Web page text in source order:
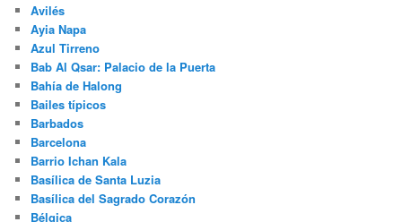
Avilés
Ayia Napa
Azul Tirreno
Bab Al Qsar: Palacio de la Puerta
Bahía de Halong
Bailes típicos
Barbados
Barcelona
Barrio Ichan Kala
Basílica de Santa Luzia
Basílica del Sagrado Corazón
Bélgica